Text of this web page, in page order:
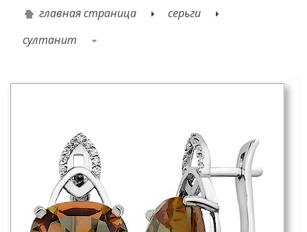
главная страница
серьги
султанит